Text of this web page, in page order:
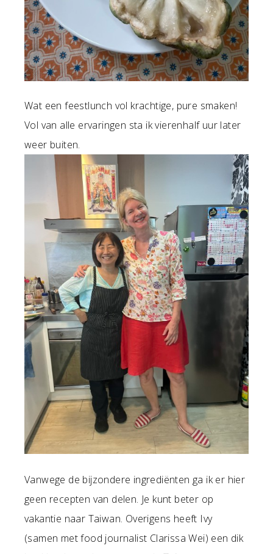
Wat een feestlunch vol krachtige, pure smaken!
Vol van alle ervaringen sta ik vierenhalf uur later
weer buiten.
Vanwege de bijzondere ingrediënten ga ik er hier
geen recepten van delen. Je kunt beter op
vakantie naar Taiwan. Overigens heeft Ivy
(samen met food journalist Clarissa Wei) een dik